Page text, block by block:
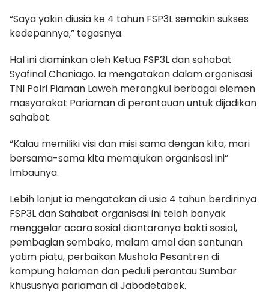
“Saya yakin diusia ke 4 tahun FSP3L semakin sukses
kedepannya,” tegasnya.
Hal ini diaminkan oleh Ketua FSP3L dan sahabat
Syafinal Chaniago. Ia mengatakan dalam organisasi
TNI Polri Piaman Laweh merangkul berbagai elemen
masyarakat Pariaman di perantauan untuk dijadikan
sahabat.
“Kalau memiliki visi dan misi sama dengan kita, mari
bersama-sama kita memajukan organisasi ini”
Imbaunya.
Lebih lanjut ia mengatakan di usia 4 tahun berdirinya
FSP3L dan Sahabat organisasi ini telah banyak
menggelar acara sosial diantaranya bakti sosial,
pembagian sembako, malam amal dan santunan
yatim piatu, perbaikan Mushola Pesantren di
kampung halaman dan peduli perantau Sumbar
khususnya pariaman di Jabodetabek.